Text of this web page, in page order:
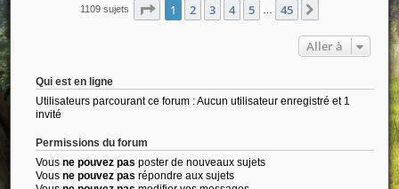
1109 sujets Page 1sur45
1 2 3 4 5 45
Aller à
Qui est en ligne
Utilisateurs parcourant ce forum : Aucun utilisateur enregistré et 1
invité
Permissions du forum
Vous ne pouvez pas poster de nouveaux sujets
Vous ne pouvez pas répondre aux sujets